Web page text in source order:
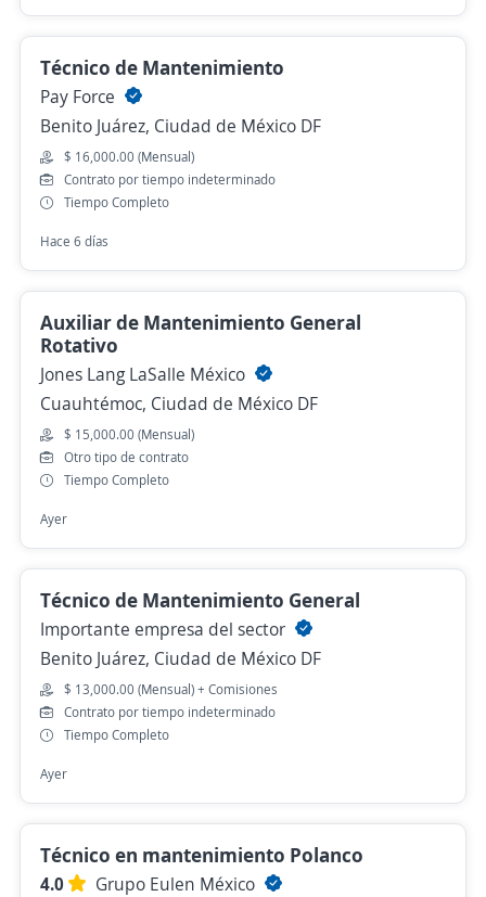
Técnico de Mantenimiento
Pay Force
Benito Juárez, Ciudad de México DF
$ 16,000.00 (Mensual)
Contrato por tiempo indeterminado
Tiempo Completo
Hace 6 días
Auxiliar de Mantenimiento General
Rotativo
Jones Lang LaSalle México
Cuauhtémoc, Ciudad de México DF
$ 15,000.00 (Mensual)
Otro tipo de contrato
Tiempo Completo
Ayer
Técnico de Mantenimiento General
Importante empresa del sector
Benito Juárez, Ciudad de México DF
$ 13,000.00 (Mensual) + Comisiones
Contrato por tiempo indeterminado
Tiempo Completo
Ayer
Técnico en mantenimiento Polanco
4.0
Grupo Eulen México